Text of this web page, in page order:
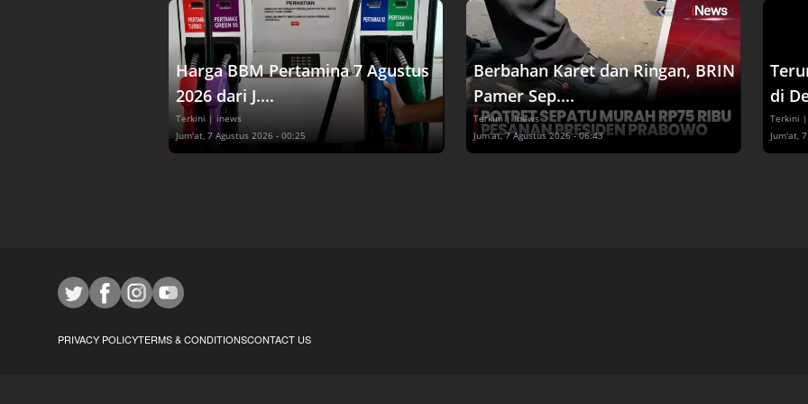
Harga BBM Pertamina 7 Agustus
2026 dari J....
Terkini | inews
Jum'at, 7 Agustus 2026 - 00:25
Berbahan Karet dan Ringan, BRIN
Pamer Sep....
Terkini | inews
Jum'at, 7 Agustus 2026 - 06:43
di
Terkini
Jum'at,
PRIVACY POLICYTERMS & CONDITIONSCONTACT US